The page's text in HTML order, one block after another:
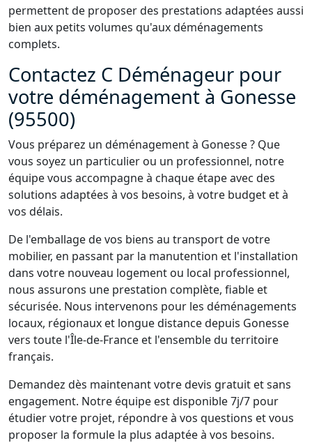
permettent de proposer des prestations adaptées aussi
bien aux petits volumes qu'aux déménagements
complets.
Contactez C Déménageur pour
votre déménagement à Gonesse
(95500)
Vous préparez un déménagement à Gonesse ? Que
vous soyez un particulier ou un professionnel, notre
équipe vous accompagne à chaque étape avec des
solutions adaptées à vos besoins, à votre budget et à
vos délais.
De l'emballage de vos biens au transport de votre
mobilier, en passant par la manutention et l'installation
dans votre nouveau logement ou local professionnel,
nous assurons une prestation complète, fiable et
sécurisée. Nous intervenons pour les déménagements
locaux, régionaux et longue distance depuis Gonesse
vers toute l'Île-de-France et l'ensemble du territoire
français.
Demandez dès maintenant votre devis gratuit et sans
engagement. Notre équipe est disponible 7j/7 pour
étudier votre projet, répondre à vos questions et vous
proposer la formule la plus adaptée à vos besoins.